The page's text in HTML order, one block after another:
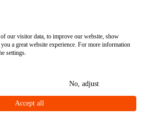
Ferrari California T 2014-2017
Portofino
Ferrari Portofino 2018-heden
Fiat 500/500 C 2007-heden
Fiat 500E 2020-heden
Fiat 500L 2013-heden
our visitor data, to improve our website, show
a great website experience. For more information
settings.
No, adjust
Accept all